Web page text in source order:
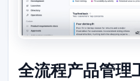
全流程产品管理